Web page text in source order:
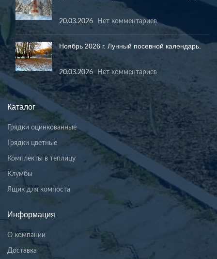
20.03.2026 Нет комментариев
Ноябрь 2026 г. Лунный посевной календарь.
20.03.2026 Нет комментариев
Каталог
Грядки оцинкованные
Грядки цветные
Комплекты в теплицу
Клумбы
Ящик для компоста
Информация
О компании
Доставка